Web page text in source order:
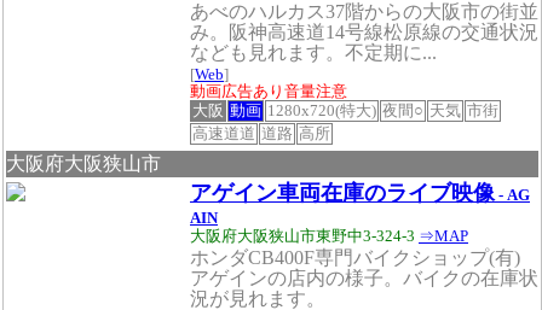
あべのハルカス37階からの大阪市の街並
み。阪神高速道14号線松原線の交通状況
なども見れます。不定期に...
[Web]
動画広告あり音量注意
大阪 動画 1280x720(特大) 夜間○ 天気 市街
高速道道 道路 高所
大阪府大阪狭山市
アゲイン車両在庫のライブ映像- AG
AIN
大阪府大阪狭山市東野中3-324-3 ⇒MAP
ホンダCB400F専門バイクショップ(有)
アゲインの店内の様子。バイクの在庫状
況が見れます。